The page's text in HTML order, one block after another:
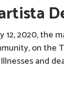
12, 2020, the
on the
and